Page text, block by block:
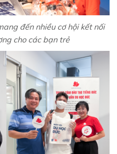
đến nhiều cơ hội kết nối
cho các bạn trẻ